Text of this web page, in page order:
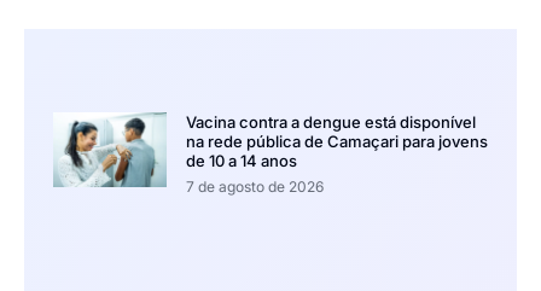
Vacina contra a dengue está disponível
na rede pública de Camaçari para jovens
de 10 a 14 anos
7 de agosto de 2026